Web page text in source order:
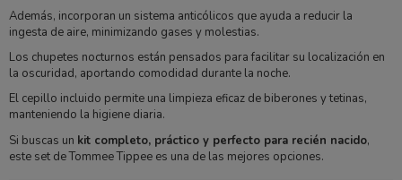
Además, incorporan un sistema anticólicos que ayuda a reducir la
ingesta de aire, minimizando gases y molestias.
Los chupetes nocturnos están pensados para facilitar su localización en
la oscuridad, aportando comodidad durante la noche.
El cepillo incluido permite una limpieza eficaz de biberones y tetinas,
manteniendo la higiene diaria.
Si buscas un kit completo, práctico y perfecto para recién nacido,
este set de Tommee Tippee es una de las mejores opciones.